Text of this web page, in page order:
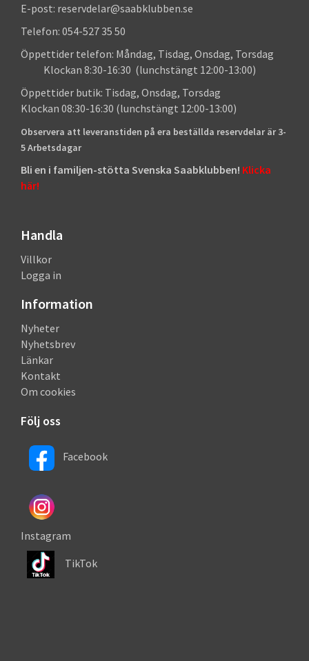
E-post: reservdelar@saabklubben.se
Telefon: 054-527 35 50
Öppettider telefon: Måndag, Tisdag, Onsdag, Torsdag
Klockan 8:30-16:30 (lunchstängt 12:00-13:00)
Öppettider butik: Tisdag, Onsdag, Torsdag
Klockan 08:30-16:30 (lunchstängt 12:00-13:00)
Observera att leveranstiden på era beställda reservdelar är 3-
5 Arbetsdagar
Bli en i familjen-stötta Svenska Saabklubben! Klicka
här!
Handla
Villkor
Logga in
Information
Nyheter
Nyhetsbrev
Länkar
Kontakt
Om cookies
Följ oss
Facebook
Instagram
TikTok